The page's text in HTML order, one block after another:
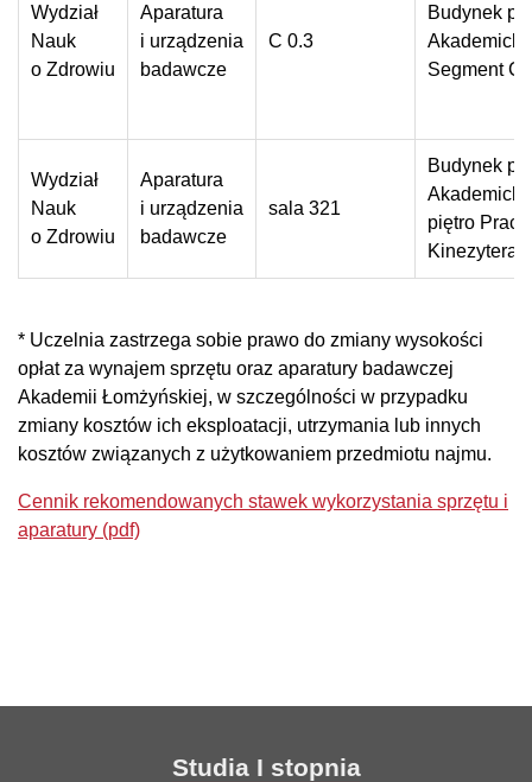
Wydział
Nauk
o Zdrowiu
Aparatura
i urządzenia
badawcze
C 0.3
Budynek
Segment C
Wydział
Nauk
o Zdrowiu
Aparatura
i urządzenia
badawcze
sala 321
Budynek
piętro
* Uczelnia zastrzega sobie prawo do zmiany wysokości
opłat za wynajem sprzętu oraz aparatury badawczej
Akademii Łomżyńskiej, w szczególności w przypadku
zmiany kosztów ich eksploatacji, utrzymania lub innych
kosztów związanych z użytkowaniem przedmiotu najmu.
Cennik rekomendowanych stawek wykorzystania sprzętu i
aparatury (pdf)
Studia I stopnia